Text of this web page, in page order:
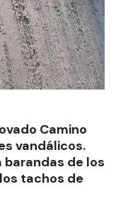
Camino
vandálicos.
barandas de los
tachos de